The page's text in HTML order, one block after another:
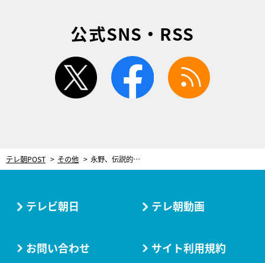
公式SNS・RSS
twitter facebook
テレ朝POST その他 永野、伝説的バンドの名曲歌詞に反発！「夢を諦めるなんて…」トガっていた過去を告白
テレビ朝日 テレ朝動画
お問い合わせ サイト利用規約